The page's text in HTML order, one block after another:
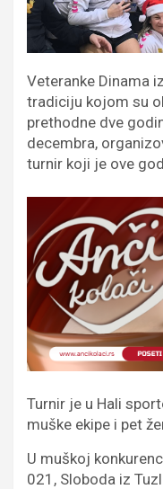
Veteranke Dinama
tradiciju kojom su
prethodne dve
decembra,
turnir koji je ove
Turnir je u Hali
muške ekipe i pet
U muškoj
021, Sloboda iz